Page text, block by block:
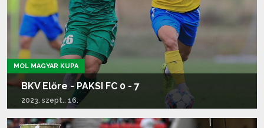
MOL MAGYAR KUPA
BKV Előre - PAKSI FC 0 - 7
2023. szept.. 16.
Tovább olvasom...